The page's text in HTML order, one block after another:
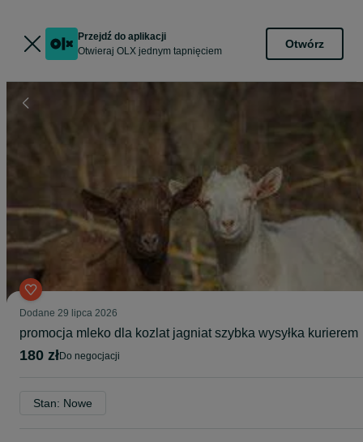
Przejdź do aplikacji
Otwieraj OLX jednym tapnięciem
Otwórz
Dodane 29 lipca 2026
promocja mleko dla kozlat jagniat szybka wysyłka kurierem
180 zł do negocjacji
Stan: Nowe